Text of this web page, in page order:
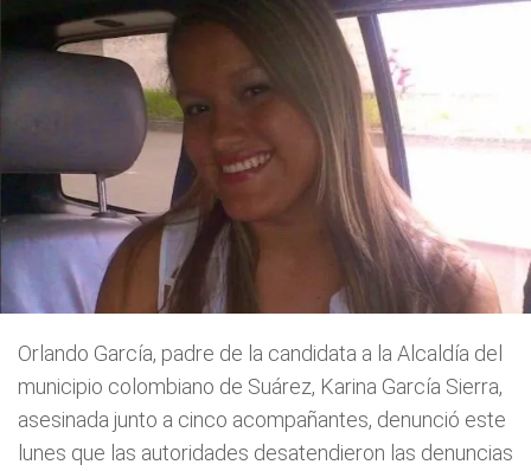
Orlando García, padre de la candidata a la Alcaldía del
municipio colombiano de Suárez, Karina García Sierra,
asesinada junto a cinco acompañantes, denunció este
lunes que las autoridades desatendieron las denuncias